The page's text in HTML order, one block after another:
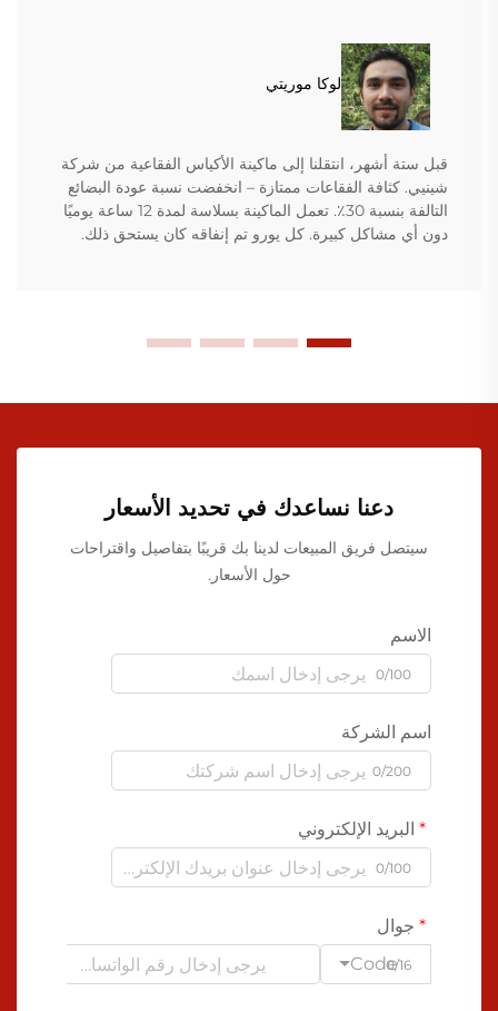
لوكا موريتي
قبل ستة أشهر، انتقلنا إلى ماكينة الأكياس الفقاعية من شركة
شينيي. كثافة الفقاعات ممتازة – انخفضت نسبة عودة البضائع
التالفة بنسبة 30٪. تعمل الماكينة بسلاسة لمدة 12 ساعة يوميًا
دون أي مشاكل كبيرة. كل يورو تم إنفاقه كان يستحق ذلك.
دعنا نساعدك في تحديد الأسعار
سيتصل فريق المبيعات لدينا بك قريبًا بتفاصيل واقتراحات
حول الأسعار.
الاسم
0/100
اسم الشركة
0/200
البريد الإلكتروني
0/100
جوال
Code0/16